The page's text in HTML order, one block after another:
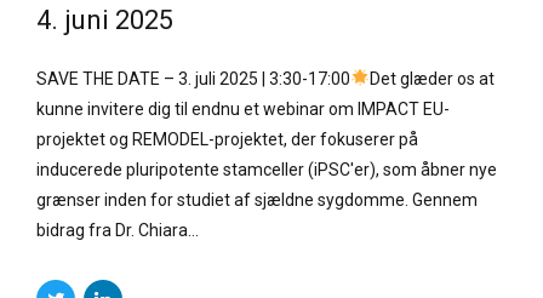
4. juni 2025
SAVE THE DATE – 3. juli 2025 | 3:30-17:00
Det glæder os at
kunne invitere dig til endnu et webinar om IMPACT EU-
projektet og REMODEL-projektet, der fokuserer på
inducerede pluripotente stamceller (iPSC'er), som åbner nye
grænser inden for studiet af sjældne sygdomme. Gennem
bidrag fra Dr. Chiara...